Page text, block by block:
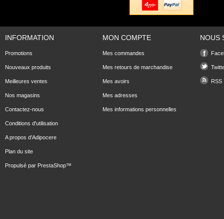
INFORMATION
Promotions
Nouveaux produits
Meilleures ventes
Nos magasins
Contactez-nous
Conditions d'utilisation
A propos d'Adipocere
Plan du site
Propulsé par PrestaShop™
MON COMPTE
Mes commandes
Mes retours de marchandise
Mes avoirs
Mes adresses
Mes informations personnelles
NOUS
RSS